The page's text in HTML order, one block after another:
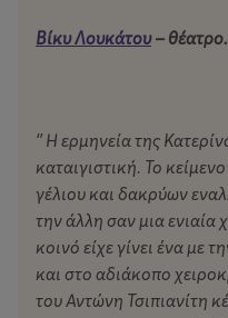
Βίκυ Λουκάτου – θέατρο.
‘’ Η ερμηνεία της
καταιγιστική. Το
γέλιου και δακρύων
την άλλη σαν μια ενιαία
κοινό είχε γίνει ένα με
και στο αδιάκοπο
του Αντώνη Τσιπιανίτη